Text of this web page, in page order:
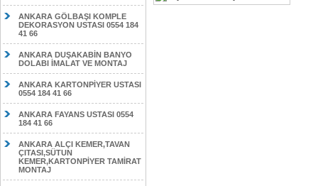
ANKARA GÖLBAŞI KOMPLE
DEKORASYON USTASI 0554 184
41 66
ANKARA DUŞAKABİN BANYO
DOLABI İMALAT VE MONTAJ
ANKARA KARTONPİYER USTASI
0554 184 41 66
ANKARA FAYANS USTASI 0554
184 41 66
ANKARA ALÇI KEMER,TAVAN
ÇITASI,SÜTUN
KEMER,KARTONPİYER TAMİRAT
MONTAJ